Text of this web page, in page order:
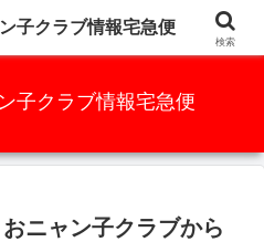
元祖AKB48と言っても過言ではな
子クラブ情報宅急便
ニャン子クラブから
子クラブ情報宅急便
検索